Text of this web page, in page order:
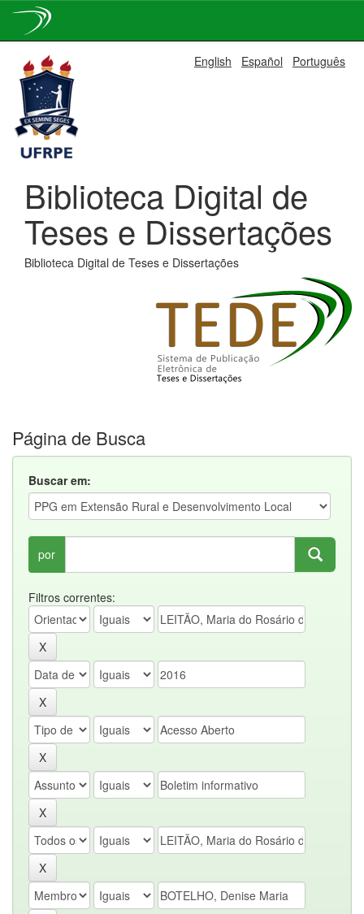
navigation
English Español Português
Biblioteca Digital de
Teses e Dissertações
Biblioteca Digital de Teses e Dissertações
Página de Busca
Buscar em:
por
Filtros correntes: